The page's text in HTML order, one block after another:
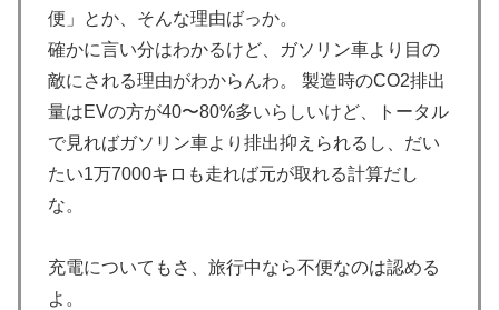
▶
「これ以上続けるならケーキは無しだよ」娘のロウソク
を何度も吹き消した7歳、その日だけ皿が回ってこなか
▶
【海外の反応】日本政府が、アメリカ政府によるネット
ミームとしての任天堂やポケモン使用に対して警告 →
「若者票を集めたいんだろうな」「任天堂の法務部隊が
出てくるぞ」
【海外の反応】
便」とか、そんな理由ばっか。
確かに言い分はわかるけど、ガソリン車より目の
敵にされる理由がわからんわ。 製造時のCO2排出
量はEVの方が40〜80%多いらしいけど、トータル
で見ればガソリン車より排出抑えられるし、だい
たい1万7000キロも走れば元が取れる計算だし
な。
充電についてもさ、旅行中なら不便なのは認める
よ。